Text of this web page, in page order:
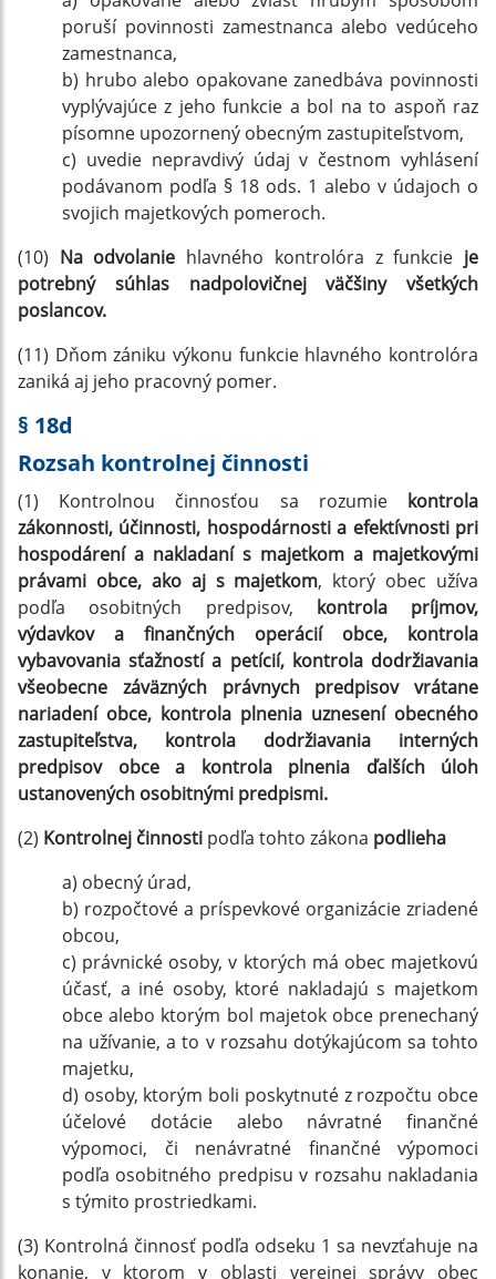
poruší povinnosti zamestnanca alebo vedúceho
zamestnanca,
b) hrubo alebo opakovane zanedbáva povinnosti
vyplývajúce z jeho funkcie a bol na to aspoň raz
písomne upozornený obecným zastupiteľstvom,
c) uvedie nepravdivý údaj v čestnom vyhlásení
podávanom podľa § 18 ods. 1 alebo v údajoch o
svojich majetkových pomeroch.
(10) Na odvolanie hlavného kontrolóra z funkcie je
potrebný súhlas nadpolovičnej väčšiny všetkých
poslancov.
(11) Dňom zániku výkonu funkcie hlavného kontrolóra
zaniká aj jeho pracovný pomer.
§ 18d
Rozsah kontrolnej činnosti
(1) Kontrolnou činnosťou sa rozumie kontrola
zákonnosti, účinnosti, hospodárnosti a efektívnosti pri
hospodárení a nakladaní s majetkom a majetkovými
právami obce, ako aj s majetkom, ktorý obec užíva
podľa osobitných predpisov, kontrola príjmov,
výdavkov a finančných operácií obce, kontrola
vybavovania sťažností a petícií, kontrola dodržiavania
všeobecne záväzných právnych predpisov vrátane
nariadení obce, kontrola plnenia uznesení obecného
zastupiteľstva, kontrola dodržiavania interných
predpisov obce a kontrola plnenia ďalších úloh
ustanovených osobitnými predpismi.
(2) Kontrolnej činnosti podľa tohto zákona podlieha
a) obecný úrad,
b) rozpočtové a príspevkové organizácie zriadené
obcou,
c) právnické osoby, v ktorých má obec majetkovú
účasť, a iné osoby, ktoré nakladajú s majetkom
obce alebo ktorým bol majetok obce prenechaný
na užívanie, a to v rozsahu dotýkajúcom sa tohto
majetku,
d) osoby, ktorým boli poskytnuté z rozpočtu obce
účelové dotácie alebo návratné finančné
výpomoci, či nenávratné finančné výpomoci
podľa osobitného predpisu v rozsahu nakladania
s týmito prostriedkami.
(3) Kontrolná činnosť podľa odseku 1 sa nevzťahuje na
konanie, v ktorom v oblasti verejnej správy obec